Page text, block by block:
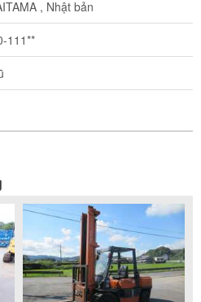
, Nhật bản
111**